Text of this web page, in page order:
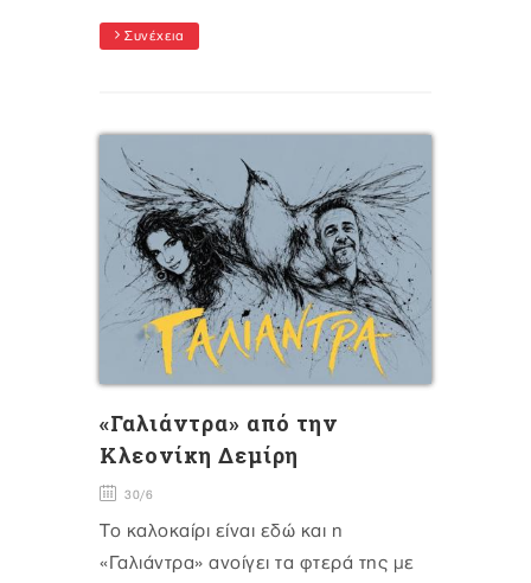
Συνέχεια
«Γαλιάντρα» από την
Κλεονίκη Δεμίρη
30/6
Το καλοκαίρι είναι εδώ και η
«Γαλιάντρα» ανοίγει τα φτερά της με